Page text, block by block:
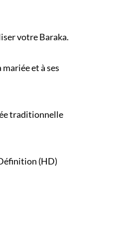
votre Baraka.
et à ses
traditionnelle
(HD)